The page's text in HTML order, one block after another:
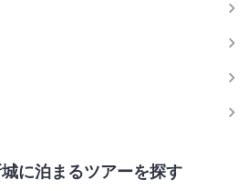
に泊まるツアーを探す